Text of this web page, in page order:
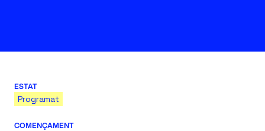
ESTAT
Programat
COMENÇAMENT